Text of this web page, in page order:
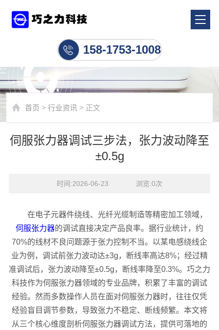
158-1753-1008
首页 >行业资讯 > 正文
伺服张力器调试三步法，张力波动降至
±0.5g
时间:2026-06-23    浏览:0次
在电子元器件绕线、光纤光缆制造等精密加工领域，
伺服张力器的调试直接决定产品良率。据行业统计，约
70%的线材不良问题源于张力控制不当。以某电感绕线企
业为例，调试前张力波动达±3g，断线率高达8%；经过精
准调试后，张力波动降至±0.5g，断线率降至0.3%。巧之力
科技作为伺服张力器领域的专业品牌，积累了丰富的调试
经验。然而多数操作人员在面对伺服张力器时，往往仅凭
经验盲目调节参数，导致张力不稳定、断线频繁。本文将
从三个核心维度剖析伺服张力器调试方法，提供可落地的